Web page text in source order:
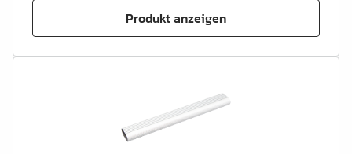
Produkt anzeigen